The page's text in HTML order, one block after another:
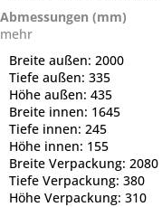
Abmessungen (mm)
mehr
Breite außen: 2000
Tiefe außen: 335
Höhe außen: 435
Breite innen: 1645
Tiefe innen: 245
Höhe innen: 155
Breite Verpackung: 2080
Tiefe Verpackung: 380
Höhe Verpackung: 310